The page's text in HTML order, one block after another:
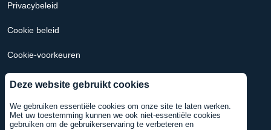
Deze website gebruikt cookies
We gebruiken essentiële cookies om onze site te laten werken.
Met uw toestemming kunnen we ook niet-essentiële cookies
gebruiken om de gebruikerservaring te verbeteren en
Privacybeleid
Cookie beleid
Cookie-voorkeuren
Hypotheek Calculator Nederland
Hypotheekcalculator VS